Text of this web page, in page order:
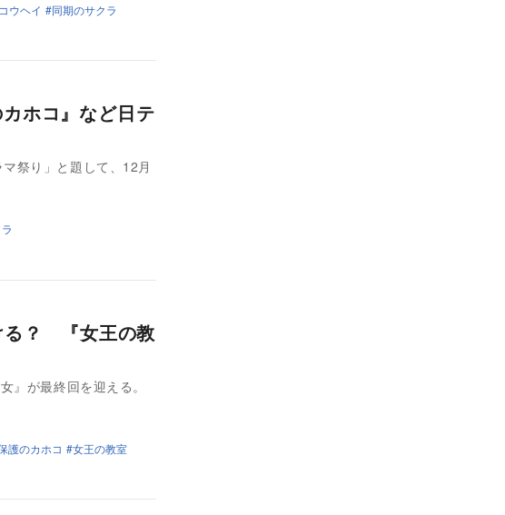
ウヘイ
同期のサクラ
ホコ』など日テ
祭り」と題して、12月
る？ 『女王の教
』が最終回を迎える。
護のカホコ
女王の教室